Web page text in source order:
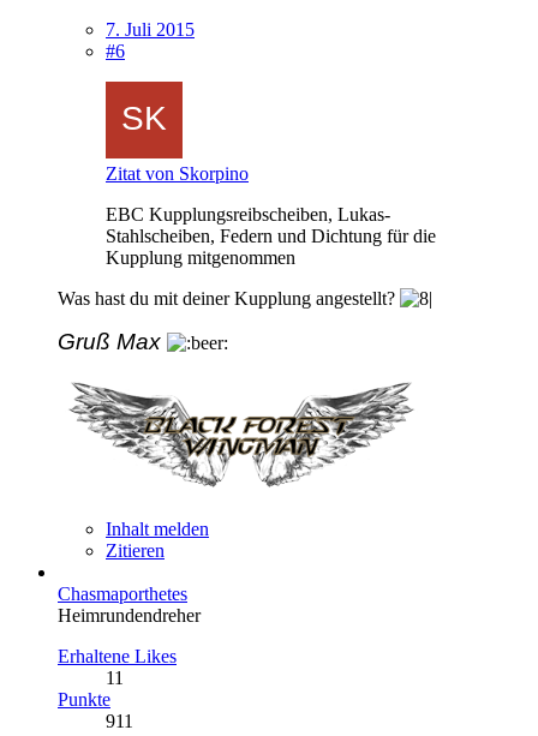
7. Juli 2015
#6
Zitat von Skorpino
EBC Kupplungsreibscheiben, Lukas-
Stahlscheiben, Federn und Dichtung für die
Kupplung mitgenommen
Was hast du mit deiner Kupplung angestellt?
Gruß Max
Inhalt melden
Zitieren
Chasmaporthetes
Heimrundendreher
Erhaltene Likes
11
Punkte
911